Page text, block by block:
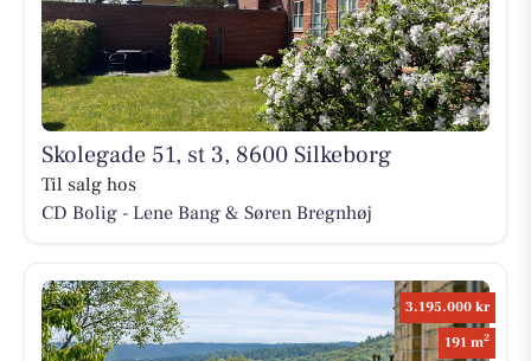
Skolegade 51, st 3, 8600 Silkeborg
Til salg hos
CD Bolig - Lene Bang & Søren Bregnhøj
3.195.000 kr
191 m2